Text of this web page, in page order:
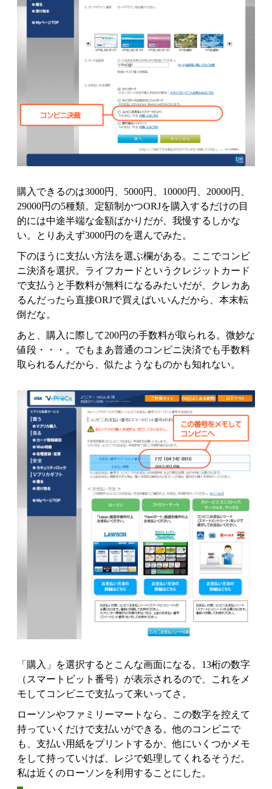
購入できるのは3000円、5000円、10000円、20000円、
29000円の5種類。定額制かつORJを購入するだけの目
的には中途半端な金額ばかりだが、我慢するしかな
い。とりあえず3000円のを選んでみた。
下のほうに支払い方法を選ぶ欄がある。ここでコンビ
ニ決済を選択。ライフカードというクレジットカード
で支払うと手数料が無料になるみたいだが、クレカあ
るんだったら直接ORJで買えばいいんだから、本末転
倒だな。
あと、 購入に際して200円の手数料が取られる 。微妙な
値段・・・。でもまあ普通のコンビニ決済でも手数料
取られるんだから、似たようなものかも知れない。
「購入」を選択するとこんな画面になる。13桁の数字
（スマートビット番号）が表示されるので、これをメ
モしてコンビニで支払って来いってさ。
ローソンやファミリーマートなら、この数字を控えて
持っていくだけで支払いができる。他のコンビニで
も、支払い用紙をプリントするか、他にいくつかメモ
をして持っていけば、レジで処理してくれるそうだ。
私は近くのローソンを利用することにした。